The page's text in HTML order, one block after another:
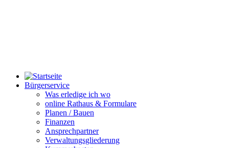
Bürgerservice
Was erledige ich wo
online Rathaus & Formulare
Planen / Bauen
Finanzen
Ansprechpartner
Verwaltungsgliederung